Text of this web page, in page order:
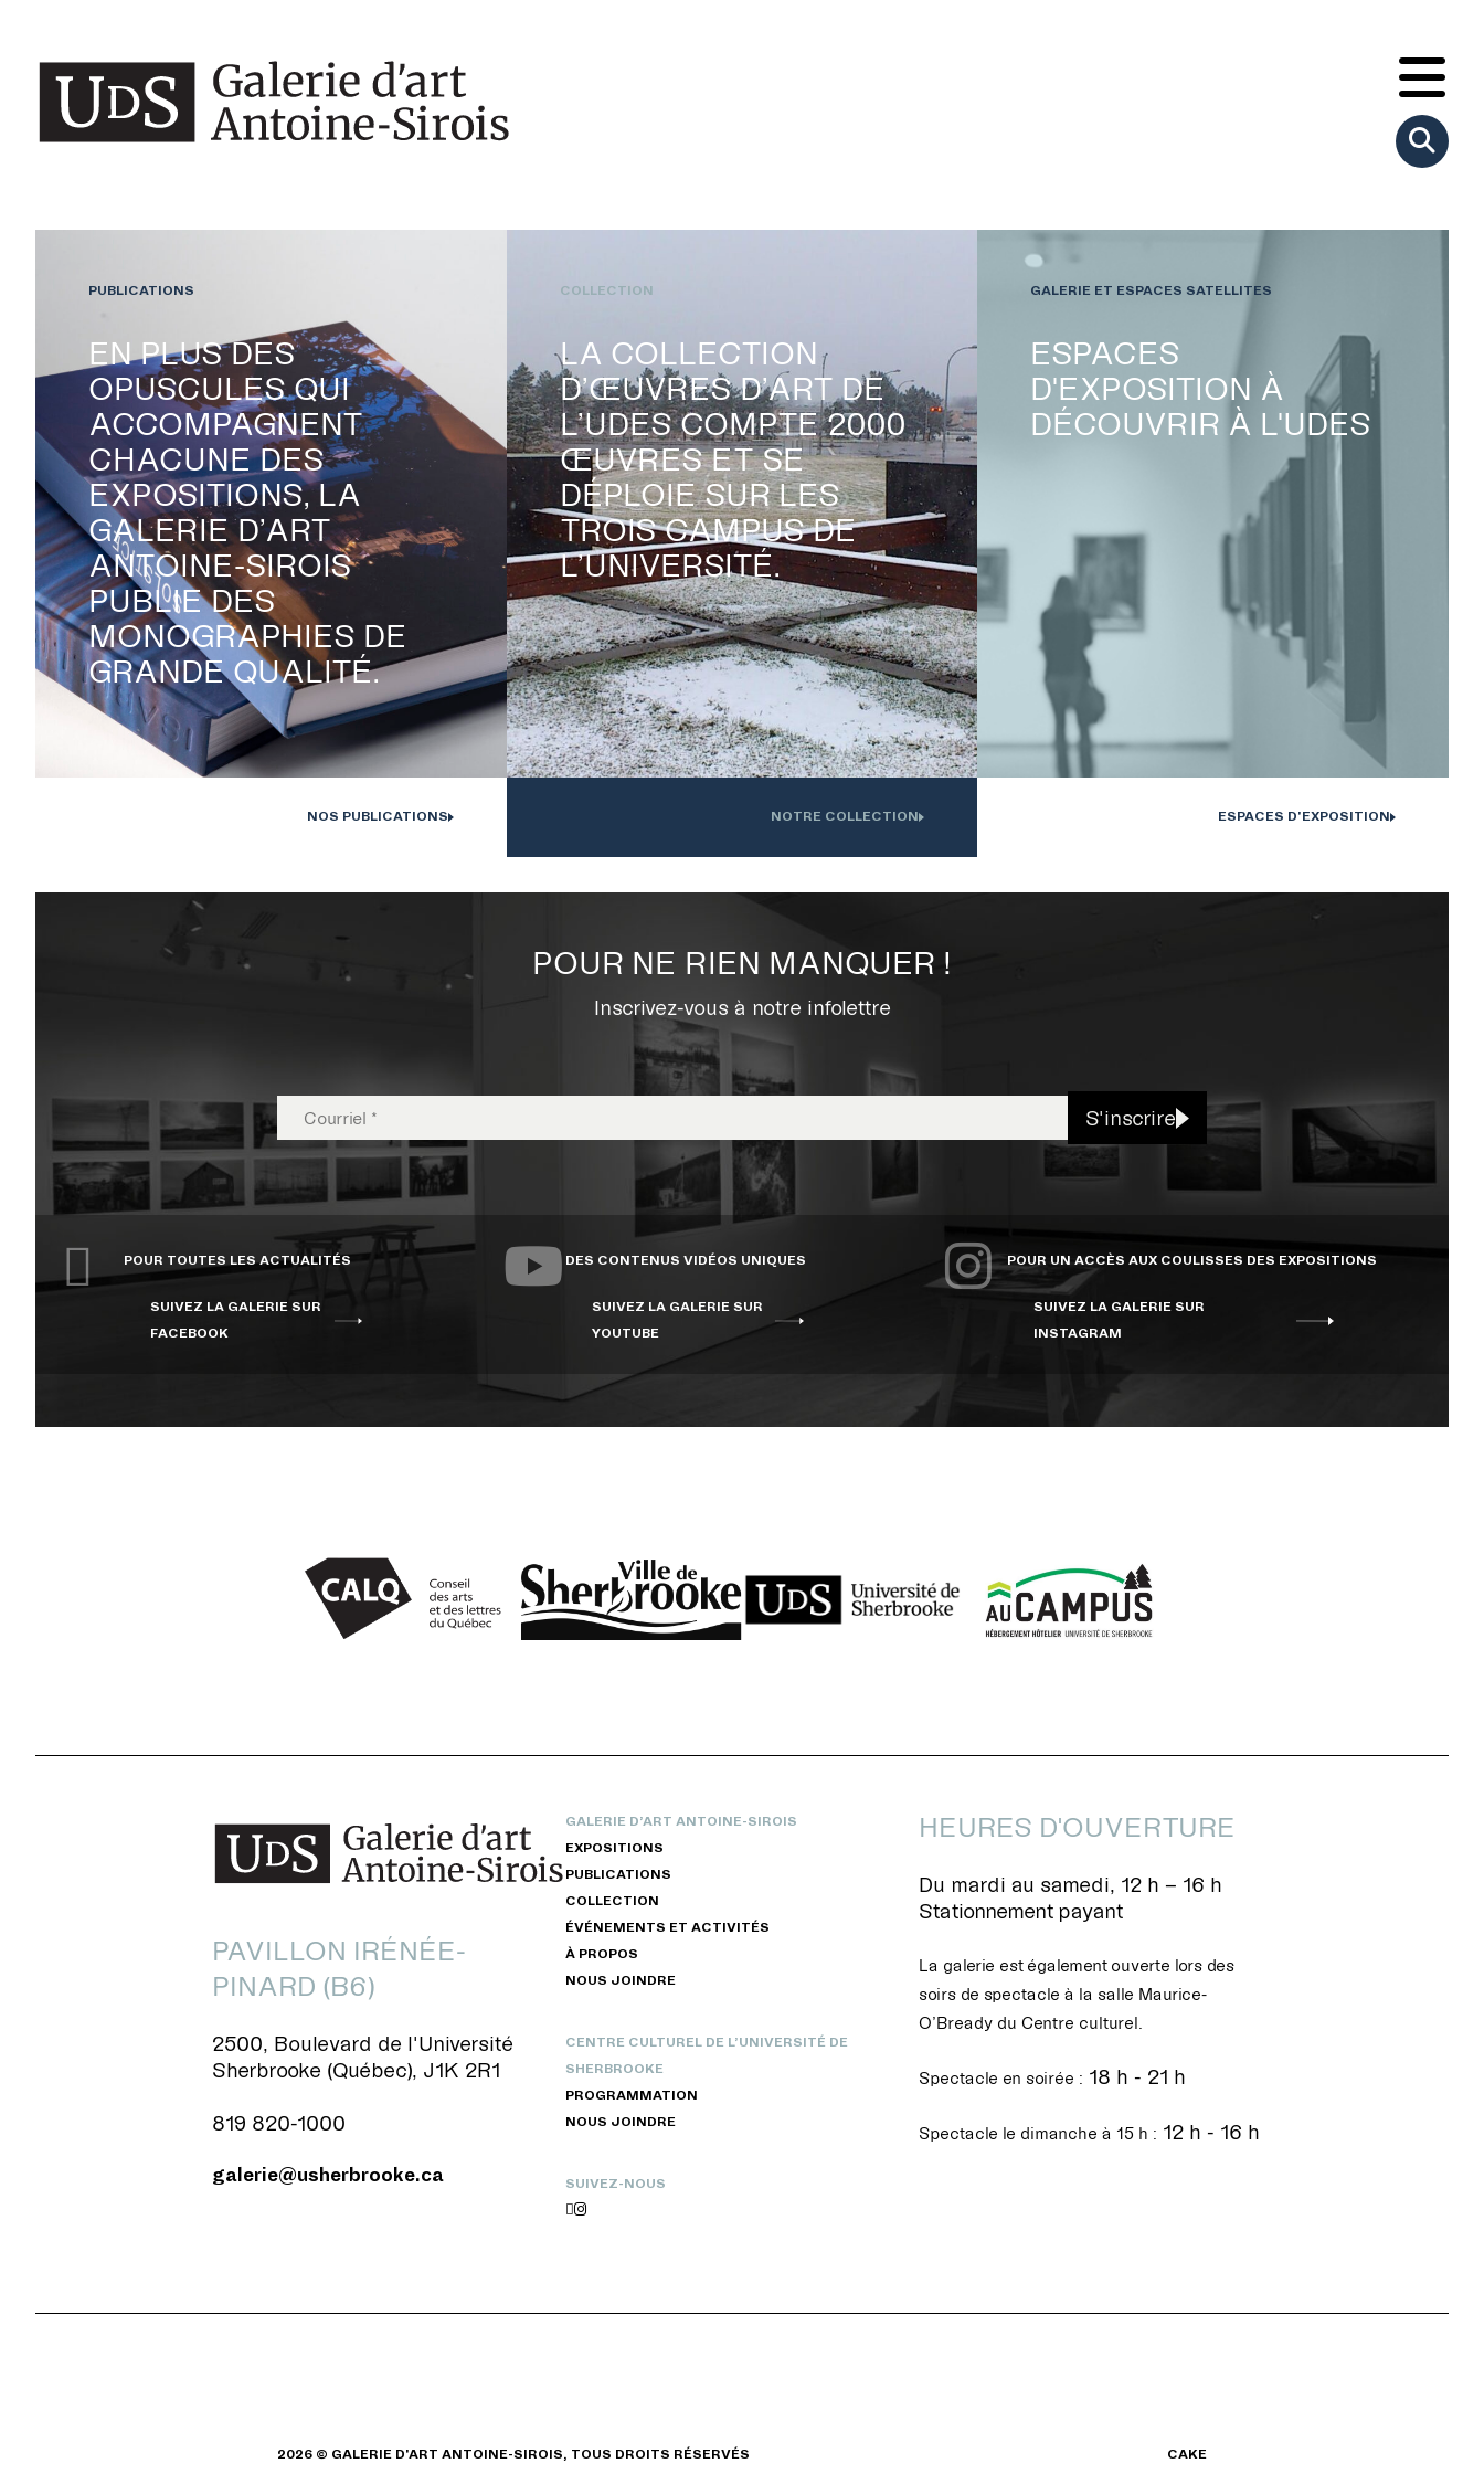
RECHERCHE

EXPOSITIONS
PUBLICATIONS
COLLECTION
CENTRE CULTUREL DE L’UNIVERSITÉ DE SHERBROOKE
Monographies Solstice de Bertrand Carrière et Isabelle Hayeur. Photo : D.
EN PLUS DES
OPUSCULES QUI
ACCOMPAGNENT
CHACUNE DES
EXPOSITIONS, LA
GALERIE D’ART
ANTOINE-SIROIS
PUBLIE DES
MONOGRAPHIES DE
GRANDE QUALITÉ.
PUBLICATIONS
NOS PUBLICATIONS
Oeuvre installée devant l'Institution interdisciplinaire d'innovation
LA COLLECTION
D’ŒUVRES D’ART DE
L’UDES COMPTE 2000
ŒUVRES ET SE
DÉPLOIE SUR LES
TROIS CAMPUS DE
L’UNIVERSITÉ.
COLLECTION
NOTRE COLLECTION
ESPACES
D'EXPOSITION À
DÉCOUVRIR À L'UDES
GALERIE ET ESPACES SATELLITES
ESPACES D'EXPOSITION
POUR NE RIEN MANQUER !
Inscrivez-vous à notre infolettre
S'inscrire
POUR TOUTES LES ACTUALITÉS
SUIVEZ LA GALERIE SUR
FACEBOOK
DES CONTENUS VIDÉOS UNIQUES
SUIVEZ LA GALERIE SUR
YOUTUBE
POUR UN ACCÈS AUX COULISSES DES EXPOSITIONS
SUIVEZ LA GALERIE SUR
INSTAGRAM
PAVILLON IRÉNÉE-
PINARD (B6)
2500, Boulevard de l'Université
Sherbrooke (Québec), J1K 2R1
819 820-1000
galerie@usherbrooke.ca
GALERIE D’ART ANTOINE-SIROIS
EXPOSITIONS
PUBLICATIONS
COLLECTION
ÉVÉNEMENTS ET ACTIVITÉS
À PROPOS
NOUS JOINDRE
CENTRE CULTUREL DE L’UNIVERSITÉ DE
SHERBROOKE
PROGRAMMATION
NOUS JOINDRE
SUIVEZ-NOUS

HEURES D'OUVERTURE
Du mardi au samedi, 12 h – 16 h
Stationnement payant
La galerie est également ouverte lors des
soirs de spectacle à la salle Maurice-
O’Bready du Centre culturel.
Spectacle en soirée : 18 h - 21 h
Spectacle le dimanche à 15 h : 12 h - 16 h
2026 © GALERIE D'ART ANTOINE-SIROIS, TOUS DROITS RÉSERVÉS CAKE